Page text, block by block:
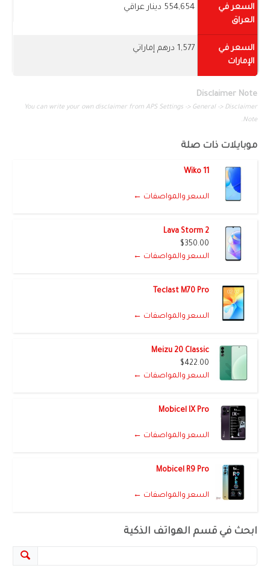
السعر في
العراق
554,654 دينار عراقي
السعر في
الإمارات
1,577 درهم إماراتي
Disclaimer Note
You can write your own disclaimer from APS Settings -> General -> Disclaimer
Note.
موبايلات ذات صلة
Wiko 11
السعر والمواصفات ←
Lava Storm 2
$350.00
السعر والمواصفات ←
Teclast M70 Pro
السعر والمواصفات ←
Meizu 20 Classic
$422.00
السعر والمواصفات ←
Mobicel IX Pro
السعر والمواصفات ←
Mobicel R9 Pro
السعر والمواصفات ←
ابحث في قسم الهواتف الذكية